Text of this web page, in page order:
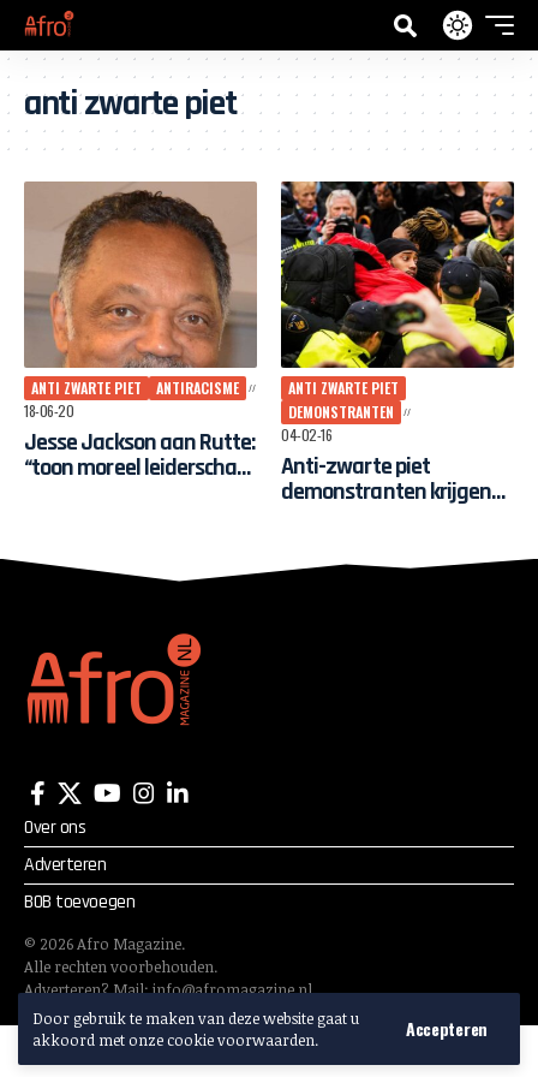
Door gebruik te maken van deze website gaat u
akkoord met onze cookie voorwaarden.
Accepteren
anti zwarte piet
ANTI ZWARTE PIET
ANTIRACISME
18-06-20
Jesse Jackson aan Rutte:
“toon moreel leiderschap,
ANTI ZWARTE PIET
DEMONSTRANTEN
04-02-16
Anti-zwarte piet
demonstranten krijgen
Over ons
Adverteren
BOB toevoegen
© 2026Afro Magazine.
Alle rechten voorbehouden.
Adverteren? Mail:info@afromagazine.nl